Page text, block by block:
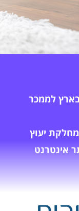
לממכר
מחלקת יעוץ
אינטרנט